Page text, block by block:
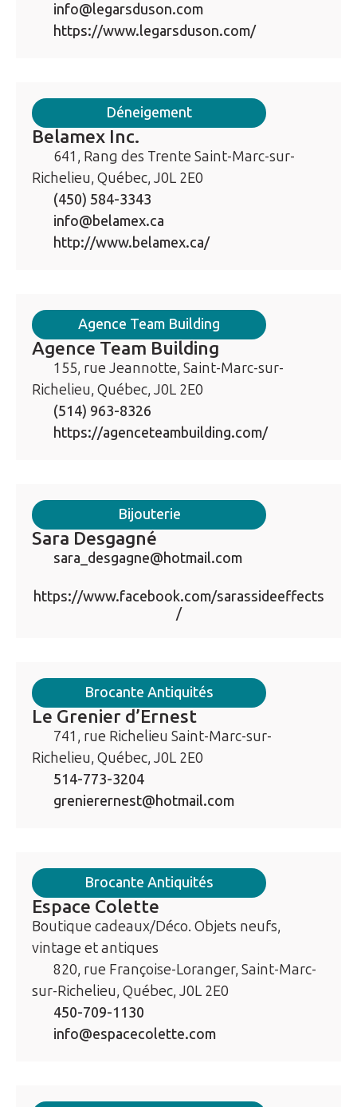
info@legarsduson.com
https://www.legarsduson.com/
Déneigement
Belamex Inc.
641, Rang des Trente Saint-Marc-sur-
Richelieu, Québec, J0L 2E0
(450) 584-3343
info@belamex.ca
http://www.belamex.ca/
Agence Team Building
Agence Team Building
155, rue Jeannotte, Saint-Marc-sur-
Richelieu, Québec, J0L 2E0
(514) 963-8326
https://agenceteambuilding.com/
Bijouterie
Sara Desgagné
sara_desgagne@hotmail.com
https://www.facebook.com/sarassideeffects
/
Brocante Antiquités
Le Grenier d’Ernest
741, rue Richelieu Saint-Marc-sur-
Richelieu, Québec, J0L 2E0
514-773-3204
grenierernest@hotmail.com
Brocante Antiquités
Espace Colette
Boutique cadeaux/Déco. Objets neufs,
vintage et antiques
820, rue Françoise-Loranger, Saint-Marc-
sur-Richelieu, Québec, J0L 2E0
450-709-1130
info@espacecolette.com